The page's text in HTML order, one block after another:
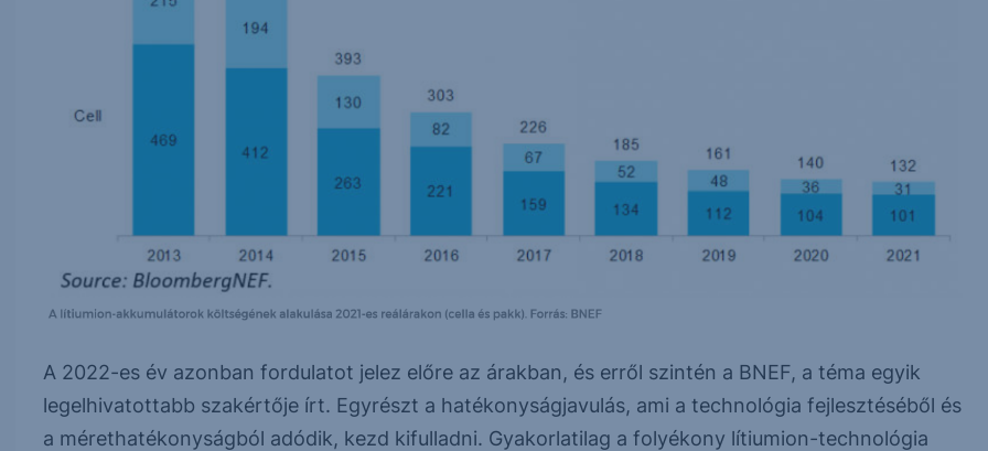
A 2022-es év azonban fordulatot jelez előre az árakban, és erről szintén a BNEF, a téma egyik
legelhivatottabb szakértője írt. Egyrészt a hatékonyságjavulás, ami a technológia fejlesztéséből és
a mérethatékonyságból adódik, kezd kifulladni. Gyakorlatilag a folyékony lítiumion-technológia